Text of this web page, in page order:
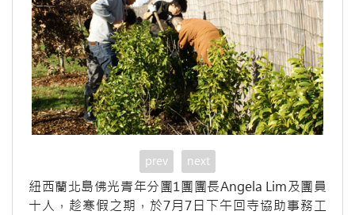
prev next
紐西蘭北島佛光青年分團1團團長Angela Lim及團員
十人，趁寒假之期，於7月7日下午回寺協助事務工